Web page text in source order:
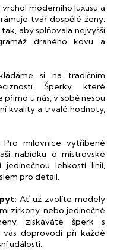
moderního luxusu a
tvář dospělé ženy.
aby splňovala nejvyšší
drahého kovu a
si na tradičním
Šperky, které
u nás, v sobě nesou
kvality a trvalé hodnoty,
Pro milovnice vytříbené
nabídku o mistrovské
lehkostí linií,
pro detail.
Ať už zvolíte modely
zirkony, nebo jedinečné
získáváte šperk s
doprovodí při každé
události.